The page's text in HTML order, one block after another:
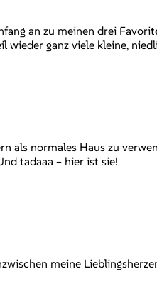
an zu meinen drei
ganz viele kleine,
als normales Haus zu
tadaaa – hier ist sie!
meine